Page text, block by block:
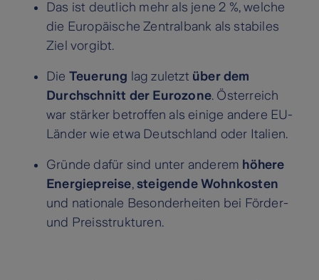
Das ist deutlich mehr als jene 2 %, welche
die Europäische Zentralbank als stabiles
Ziel vorgibt.
Die Teuerung lag zuletzt über dem
Durchschnitt der Eurozone. Österreich
war stärker betroffen als einige andere EU-
Länder wie etwa Deutschland oder Italien.
Gründe dafür sind unter anderem höhere
Energiepreise,steigende Wohnkosten
und nationale Besonderheiten bei Förder-
und Preisstrukturen.